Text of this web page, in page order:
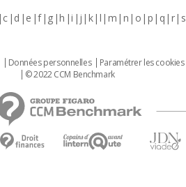
c d e f g h i j k l m n o p q r s
Données personnelles Paramétrer les cookies
© 2022 CCM Benchmark